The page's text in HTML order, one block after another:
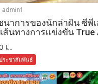
admin1
นาการของนักล่าฝัน ซีพีเ
นทางการแข่งขัน True
เ...
ระชาสัมพันธ์